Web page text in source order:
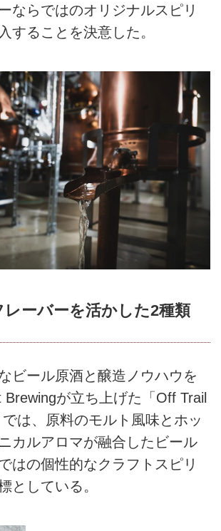
ならではのオリジナルスピリ
することを決意した。
レーバーを活かした2種類
ビール原酒と醸造ノウハウを
Brewingが立ち上げた「Off Trail
は、原料のモルト風味とホッ
カルアロマが融合したビール
はの個性的なクラフトスピリ
としている。